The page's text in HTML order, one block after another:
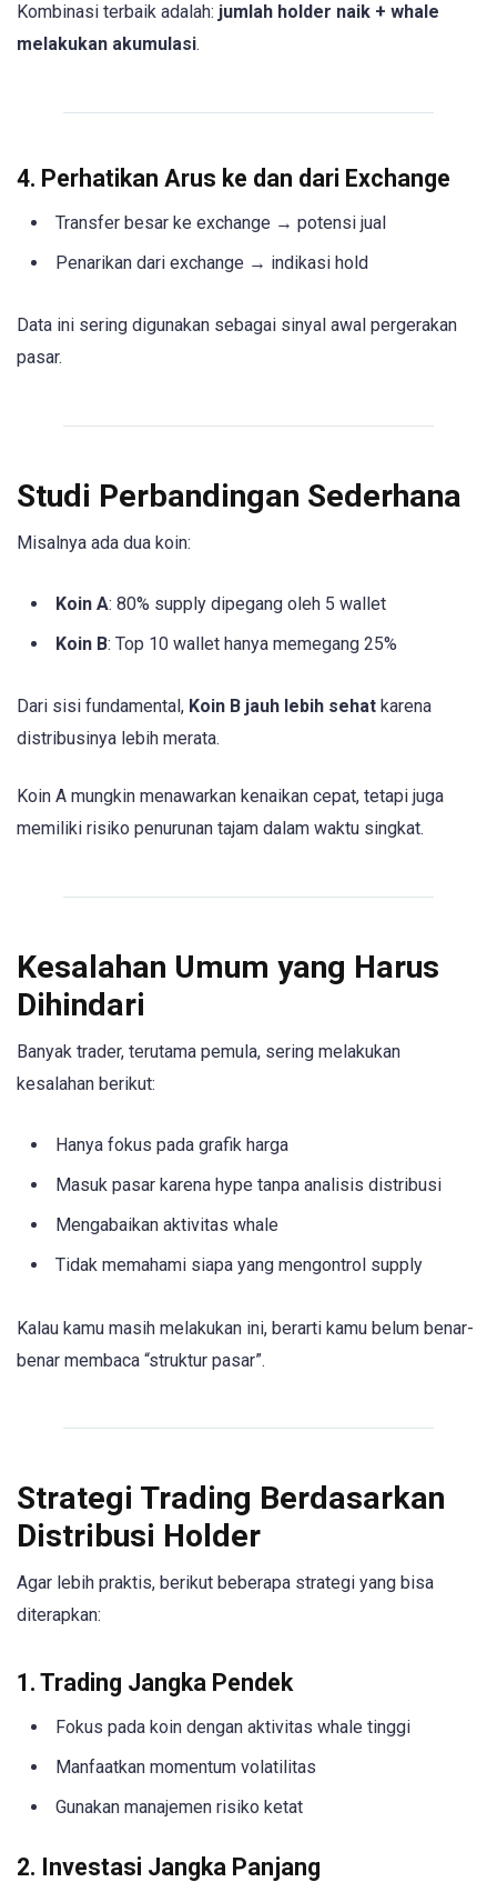
Kombinasi terbaik adalah: jumlah holder naik + whale
melakukan akumulasi.
4. Perhatikan Arus ke dan dari Exchange
Transfer besar ke exchange → potensi jual
Penarikan dari exchange → indikasi hold
Data ini sering digunakan sebagai sinyal awal pergerakan
pasar.
Studi Perbandingan Sederhana
Misalnya ada dua koin:
Koin A: 80% supply dipegang oleh 5 wallet
Koin B: Top 10 wallet hanya memegang 25%
Dari sisi fundamental, Koin B jauh lebih sehat karena
distribusinya lebih merata.
Koin A mungkin menawarkan kenaikan cepat, tetapi juga
memiliki risiko penurunan tajam dalam waktu singkat.
Kesalahan Umum yang Harus
Dihindari
Banyak trader, terutama pemula, sering melakukan
kesalahan berikut:
Hanya fokus pada grafik harga
Masuk pasar karena hype tanpa analisis distribusi
Mengabaikan aktivitas whale
Tidak memahami siapa yang mengontrol supply
Kalau kamu masih melakukan ini, berarti kamu belum benar-
benar membaca “struktur pasar”.
Strategi Trading Berdasarkan
Distribusi Holder
Agar lebih praktis, berikut beberapa strategi yang bisa
diterapkan:
1. Trading Jangka Pendek
Fokus pada koin dengan aktivitas whale tinggi
Manfaatkan momentum volatilitas
Gunakan manajemen risiko ketat
2. Investasi Jangka Panjang